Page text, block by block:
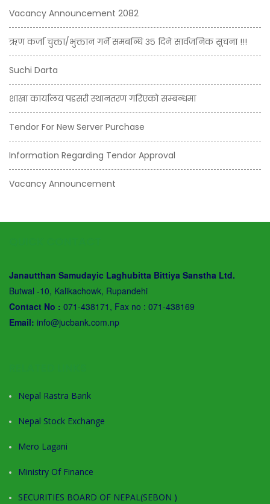
Vacancy Announcement 2082
ऋण कर्जा चुक्ता/भुक्तान गर्ने समबन्धि ३५ दिने सार्वजनिक सूचना !!!
Suchi Darta
शाखा कार्यालय पडसरी स्थानतरण गरिएको सम्बन्धमा
Tendor For New Server Purchase
Information Regarding Tendor Approval
Vacancy Announcement
Janautthan Samudayic Laghubitta Bittiya Sanstha Ltd.
Butwal -10, Kalikachowk, Rupandehi
Contact No : 071-438171, Fax no : 071-438169
Email: info@jucbank.com.np
Nepal Rastra Bank
Nepal Stock Exchange
Mero Lagani
Ministry Of Finance
SECURITIES BOARD OF NEPAL(SEBON )